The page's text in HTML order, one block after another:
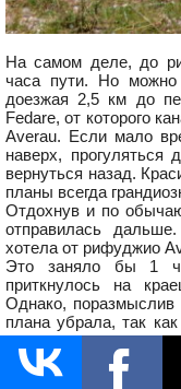
На самом деле, до
часа пути. Но можно
доезжая 2,5 км до
Fedare, от которого
Averau. Если мало
наверх, прогуляться
вернуться назад.
планы всегда
Отдохнув и по
отправилась
хотела от рифуджио
Это заняло бы 1
приткнулось на
Однако, поразмыслив
плана убрала, так
рисковать временем
на машине ночью.
рифуджио
Skoiattoli